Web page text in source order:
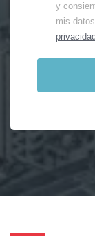
y
mis
privacidad